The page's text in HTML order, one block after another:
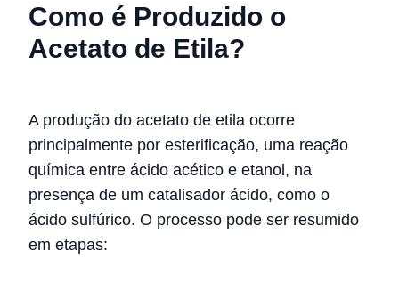
Como é Produzido o
Acetato de Etila?
A produção do acetato de etila ocorre
principalmente por esterificação, uma reação
química entre ácido acético e etanol, na
presença de um catalisador ácido, como o
ácido sulfúrico. O processo pode ser resumido
em etapas: